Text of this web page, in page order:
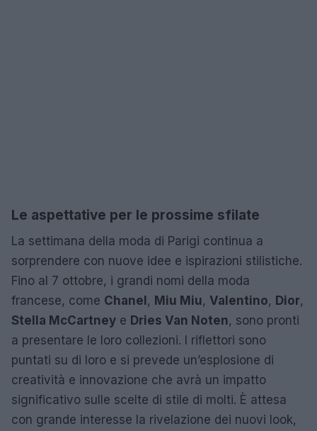
Le aspettative per le prossime sfilate
La settimana della moda di Parigi continua a
sorprendere con nuove idee e ispirazioni stilistiche.
Fino al 7 ottobre, i grandi nomi della moda
francese, come Chanel, Miu Miu, Valentino, Dior,
Stella McCartney e Dries Van Noten, sono pronti
a presentare le loro collezioni. I riflettori sono
puntati su di loro e si prevede un’esplosione di
creatività e innovazione che avrà un impatto
significativo sulle scelte di stile di molti. È attesa
con grande interesse la rivelazione dei nuovi look,